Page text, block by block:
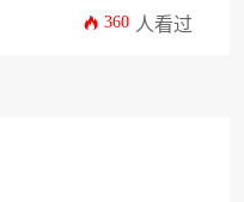
具备欧盟标准下的项
风险四个维度展开
360 人看过